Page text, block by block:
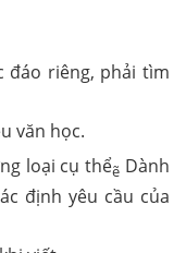
riêng, phải tìm
văn học.
loại cụ thểẽ Dành
định yêu cầu của